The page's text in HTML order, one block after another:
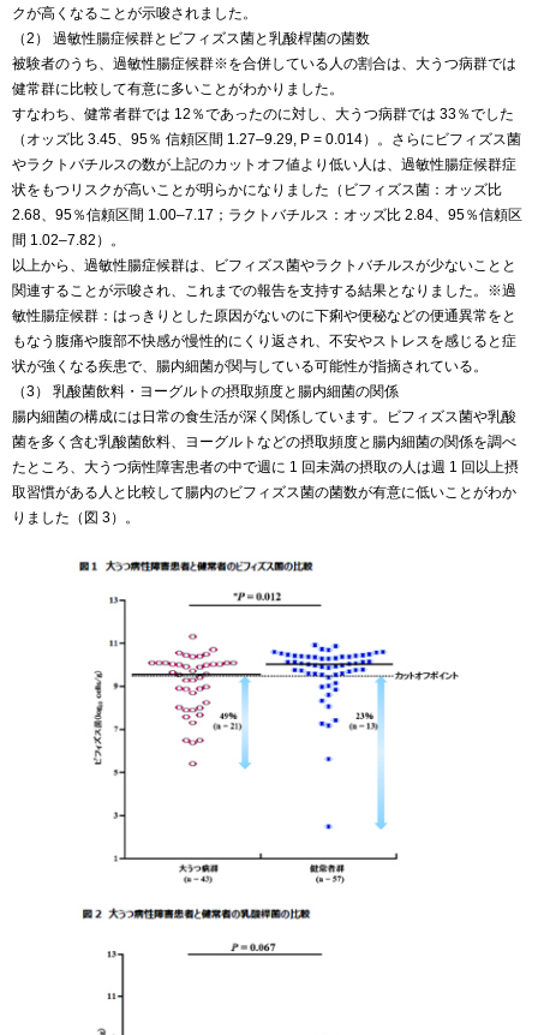
クが高くなることが示唆されました。
（2） 過敏性腸症候群とビフィズス菌と乳酸桿菌の菌数
被験者のうち、過敏性腸症候群※を合併している人の割合は、大うつ病群では
健常群に比較して有意に多いことがわかりました。
すなわち、健常者群では 12％であったのに対し、大うつ病群では 33％でした
（オッズ比 3.45、95％ 信頼区間 1.27–9.29, P = 0.014）。さらにビフィズス菌
やラクトバチルスの数が上記のカットオフ値より低い人は、過敏性腸症候群症
状をもつリスクが高いことが明らかになりました（ビフィズス菌：オッズ比
2.68、95％信頼区間 1.00–7.17；ラクトバチルス：オッズ比 2.84、95％信頼区
間 1.02–7.82）。
以上から、過敏性腸症候群は、ビフィズス菌やラクトバチルスが少ないことと
関連することが示唆され、これまでの報告を支持する結果となりました。※過
敏性腸症候群：はっきりとした原因がないのに下痢や便秘などの便通異常をと
もなう腹痛や腹部不快感が慢性的にくり返され、不安やストレスを感じると症
状が強くなる疾患で、腸内細菌が関与している可能性が指摘されている。
（3） 乳酸菌飲料・ヨーグルトの摂取頻度と腸内細菌の関係
腸内細菌の構成には日常の食生活が深く関係しています。ビフィズス菌や乳酸
菌を多く含む乳酸菌飲料、ヨーグルトなどの摂取頻度と腸内細菌の関係を調べ
たところ、大うつ病性障害患者の中で週に 1 回未満の摂取の人は週 1 回以上摂
取習慣がある人と比較して腸内のビフィズス菌の菌数が有意に低いことがわか
りました（図 3）。